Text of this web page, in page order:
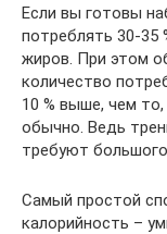
Если вы готовы
потреблять 30-35
жиров. При этом
количество
10 % выше, чем
обычно. Ведь
требуют большого
Самый простой
калорийность –